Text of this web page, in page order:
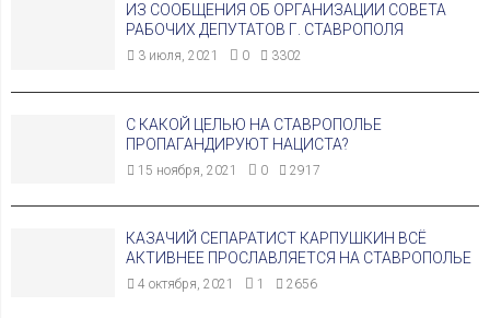
ИЗ СООБЩЕНИЯ ОБ ОРГАНИЗАЦИИ СОВЕТА
РАБОЧИХ ДЕПУТАТОВ Г. СТАВРОПОЛЯ
3 июля, 2021 0 3302
С КАКОЙ ЦЕЛЬЮ НА СТАВРОПОЛЬЕ
ПРОПАГАНДИРУЮТ НАЦИСТА?
15 ноября, 2021 0 2917
КАЗАЧИЙ СЕПАРАТИСТ КАРПУШКИН ВСЁ
АКТИВНЕЕ ПРОСЛАВЛЯЕТСЯ НА СТАВРОПОЛЬЕ
4 октября, 2021 1 2656